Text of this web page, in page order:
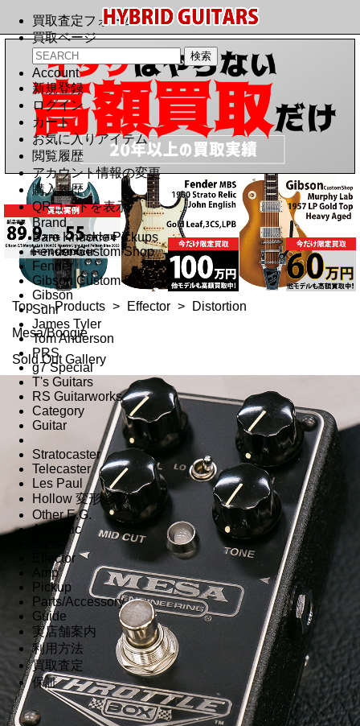
買取査定フォーム
買取ページ
Account
新規登録
ログイン
カート
お気に入りアイテム
閲覧履歴
アカウント情報の変更
購入履歴
QRコードを表示
Brand
Bare Knuckle Pickups
Fender Custom Shop
Fender
Gibson Custom Shop
Gibson
Suhr
James Tyler
Tom Anderson
PRS
g7 Special
T's Guitars
RS Guitarworks
Category
Guitar
Stratocaster
Telecaster
Les Paul
Hollow 変形 多弦
Other E.G.
Acoustic
Effector
Amp
Pickup
Parts/Accessory
Guide
実店舗案内
利用方法
買取査定
保証
Top > Products > Effector >
Distortion
Mesa/Boogie
Sold Out Gallery